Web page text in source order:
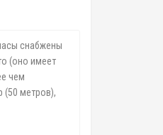
снабжены
(оно имеет
чем
(50 метров),